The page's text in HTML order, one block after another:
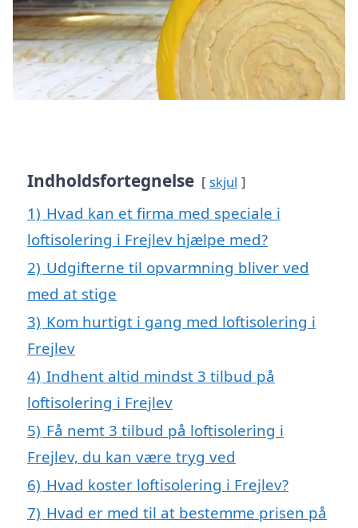
Indholdsfortegnelse skjul
1) Hvad kan et firma med speciale i
loftisolering i Frejlev hjælpe med?
2) Udgifterne til opvarmning bliver ved
med at stige
3) Kom hurtigt i gang med loftisolering i
Frejlev
4) Indhent altid mindst 3 tilbud på
loftisolering i Frejlev
5) Få nemt 3 tilbud på loftisolering i
Frejlev, du kan være tryg ved
6) Hvad koster loftisolering i Frejlev?
7) Hvad er med til at bestemme prisen på